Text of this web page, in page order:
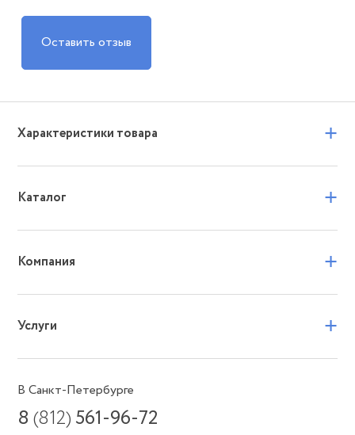
Оставить отзыв
Характеристики товара +
Каталог +
Компания +
Услуги +
В Санкт-Петербурге
8(812) 561-96-72